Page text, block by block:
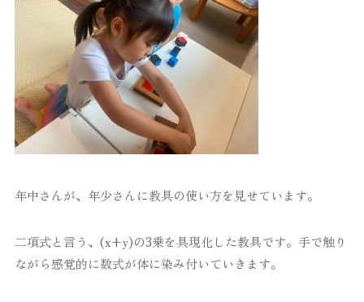
年中さんが、年少さんに教具の使い方を見せています。
二項式と言う、(x+y)の3乗を具現化した教具です。手で触り
ながら感覚的に数式が体に染み付いていきます。